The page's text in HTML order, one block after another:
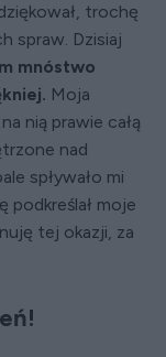
trochę
spraw. Dzisiaj
mnóstwo
Moja
nią prawie całą
nad
spływało mi
podkreślał moje
tej okazji, za